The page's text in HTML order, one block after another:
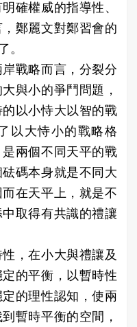
確權威的指導性、
鄭麗文對鄭習會的
。
戰略而言，分裂分
與小的爭鬥問題，
以小恃大以智的戰
以大恃小的戰略格
兩個不同天平的戰
碼本身就是不同大
在天平上，就是不
取得有共識的禮讓
，在小大與禮讓及
的平衡，以暫時性
的理性認知，使兩
暫時平衡的空間，